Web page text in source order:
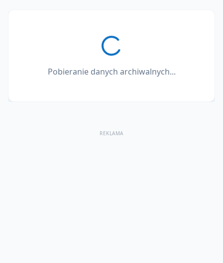
Pobieranie danych archiwalnych...
REKLAMA